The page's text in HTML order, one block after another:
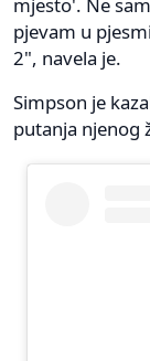
pjevam u
2", navela je.
Simpson je
putanja njenog